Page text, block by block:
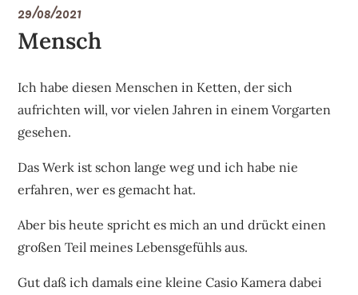
29/08/2021
Mensch
Ich habe diesen Menschen in Ketten, der sich
aufrichten will, vor vielen Jahren in einem Vorgarten
gesehen.
Das Werk ist schon lange weg und ich habe nie
erfahren, wer es gemacht hat.
Aber bis heute spricht es mich an und drückt einen
großen Teil meines Lebensgefühls aus.
Gut daß ich damals eine kleine Casio Kamera dabei